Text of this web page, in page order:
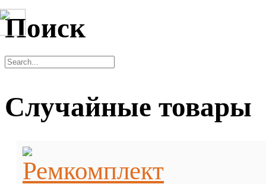
Поиск
Случайные товары